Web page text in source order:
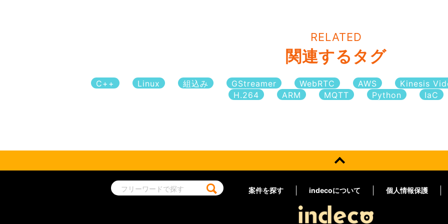
RELATED
関連するタグ
C++ Linux 組込み GStreamer WebRTC AWS
Kinesis
H.264
ARM MQTT Python IaC
案件を探す indecoについて 個人情報保護